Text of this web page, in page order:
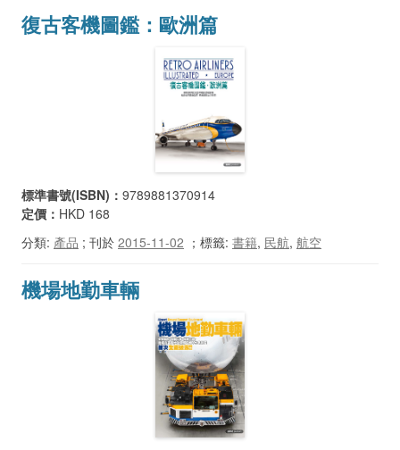
復古客機圖鑑：歐洲篇
標準書號(ISBN)： 9789881370914
定價： HKD 168
分類: 產品 ; 刊於 2015-11-02 ； 標籤: 書籍, 民航, 航空
機場地勤車輛